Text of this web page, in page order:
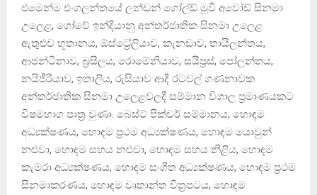
එමෙන්ම එංගලන්තයේ ලන්ඩන් ගෝල්ඩ් මූවී අවෝඩ් සිනමා
උලෙළ, ගෝවේ ඉන්දියානු අන්තර්ජාතික සිනමා උලෙළ
ඇතුළුව භූතානය, ඕස්ට්‍රේලියාව, කැනඩාව, තායිලන්තය,
ආජන්ටිනාව, බ්‍රසීලය, රොමේනියාව, සයිප්‍රස්, පෝලන්තය,
නයිජීරියාව, ඉතාලිය, රුසියාව ආදී රටවල් ගණනාවක
අන්තර්ජාතික සිනමා උලෙළවලදී සම්මාන විශාල ප්‍රමාණයකට
විෂමභාග පාත්‍ර වුණා. බෙස්ට් පික්චර් සම්මානය, හොඳම
අධ්‍යක්ෂණය, හොඳම ප්‍රථම අධ්‍යක්ෂණය, හොඳම යොවුන්
නළුවා, හොඳම සහය නළුවා, හොඳම සහය නිළිය, හොඳම
කැමරා අධ්‍යක්ෂණය, හොඳම සංගීත අධ්‍යක්ෂණය, හොඳම ප්‍රථම
සිනමාකරණය, හොඳම වෘතාන්ත චිත්‍රපටය, හොඳම